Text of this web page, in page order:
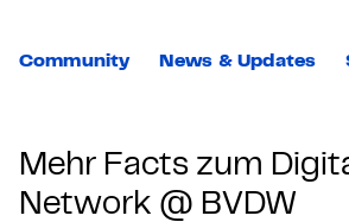
Community News & Updates
Mehr Facts zum
Network @ BVDW